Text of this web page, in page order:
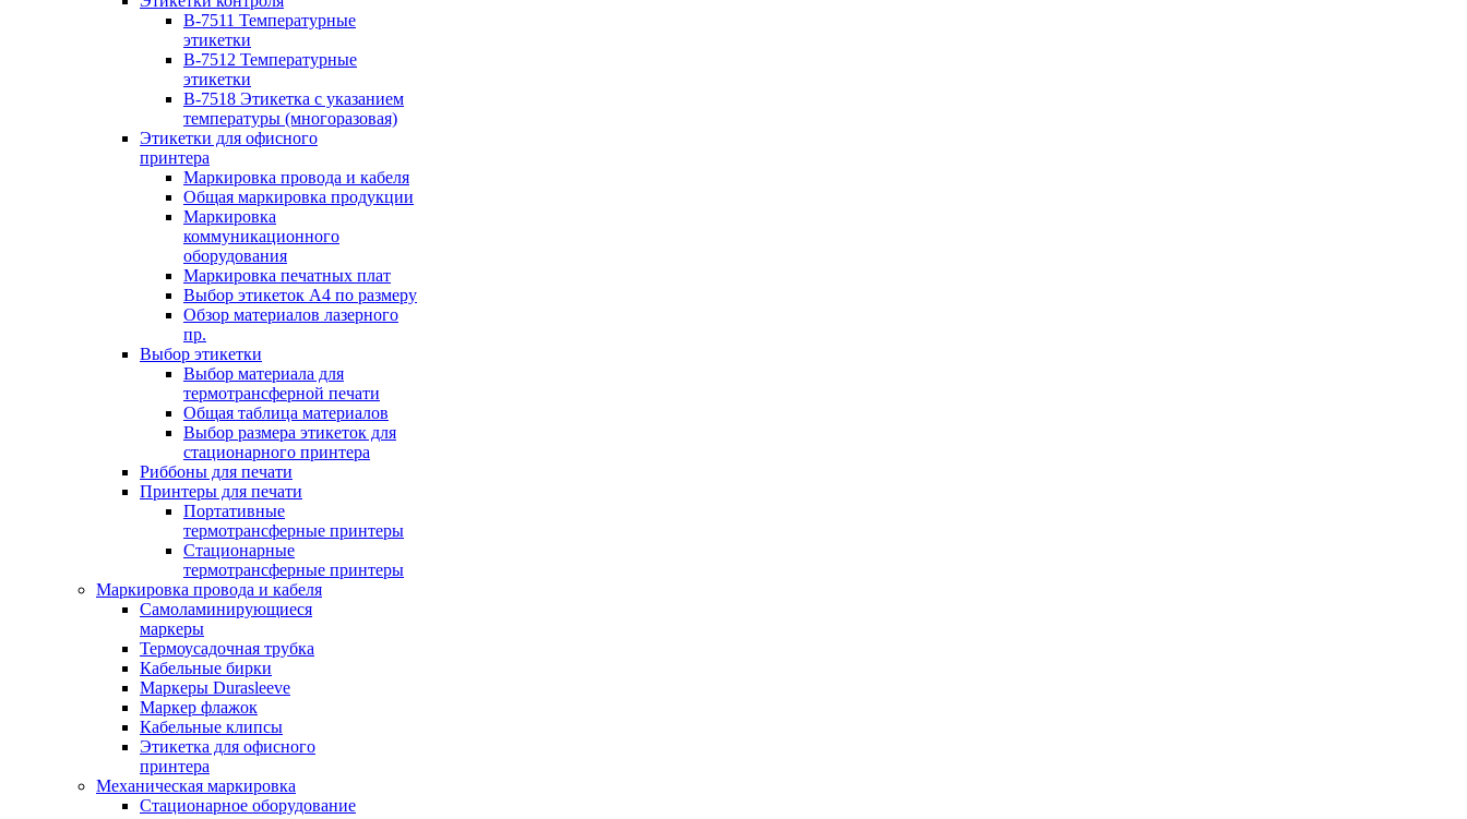
B-7511 Температурные
этикетки
B-7512 Температурные
этикетки
B-7518 Этикетка с указанием
температуры (многоразовая)
Этикетки для офисного
принтера
Маркировка провода и кабеля
Общая маркировка продукции
Маркировка
коммуникационного
оборудования
Маркировка печатных плат
Выбор этикеток А4 по размеру
Обзор материалов лазерного
пр.
Выбор этикетки
Выбор материала для
термотрансферной печати
Общая таблица материалов
Выбор размера этикеток для
стационарного принтера
Риббоны для печати
Принтеры для печати
Портативные
термотрансферные принтеры
Стационарные
термотрансферные принтеры
Маркировка провода и кабеля
Самоламинирующиеся
маркеры
Термоусадочная трубка
Кабельные бирки
Маркеры Durasleeve
Маркер флажок
Кабельные клипсы
Этикетка для офисного
принтера
Механическая маркировка
Стационарное оборудование